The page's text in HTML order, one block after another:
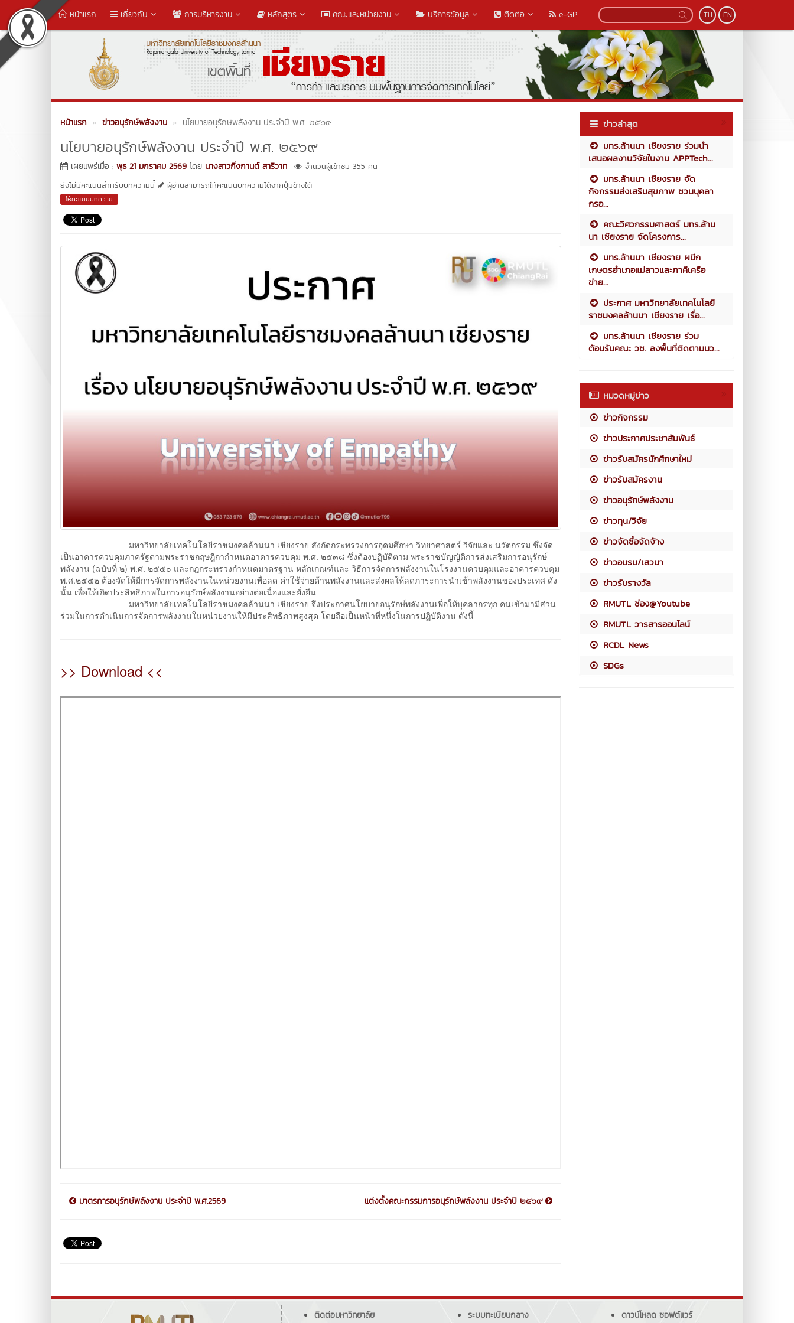
หน้าแรก เกี่ยวกับ การบริหารงาน หลักสูตร คณะและหน่วยงาน บริการข้อมูล ติดต่อ e-GP TH EN
หน้าแรก ข่าวอนุรักษ์พลังงาน นโยบายอนุรักษ์พลังงาน ประจําปี พ.ศ. ๒๕๖๙
นโยบายอนุรักษ์พลังงาน ประจําปี พ.ศ. ๒๕๖๙
เผยแพร่เมื่อ : พุธ 21 มกราคม 2569 โดย นางสาวกิ่งกานต์ สาริวาท
จำนวนผู้เข้าชม 355 คน
ยังไม่มีคะแนนสำหรับบทความนี้
ผู้อ่านสามารถให้คะแนนบทความได้จากปุ่มข้างใต้
ให้คะแนนบทความ
มหาวิทยาลัยเทคโนโลยีราชมงคลล้านนา เชียงราย สังกัดกระทรวงการอุดมศึกษา วิทยาศาสตร์ วิจัยและ นวัตกรรม ซึ่งจัด
เป็นอาคารควบคุมภาครัฐตามพระราชกฤษฎีกากําหนดอาคารควบคุม พ.ศ. ๒๕๓๘ ซึ่งต้องปฏิบัติตาม พระราชบัญญัติการส่งเสริมการอนุรักษ์
พลังงาน (ฉบับที่ ๒) พ.ศ. ๒๕๕๐ และกฎกระทรวงกําหนดมาตรฐาน หลักเกณฑ์และ วิธีการจัดการพลังงานในโรงงานควบคุมและอาคารควบคุม
พ.ศ.๒๕๕๒ ต้องจัดให้มีการจัดการพลังงานในหน่วยงานเพื่อลด ค่าใช้จ่ายด้านพลังงานและส่งผลให้ลดภาระการนําเข้าพลังงานของประเทศ ดัง
นั้น เพื่อให้เกิดประสิทธิภาพในการอนุรักษ์พลังงานอย่างต่อเนื่องและยั่งยืน
มหาวิทยาลัยเทคโนโลยีราชมงคลล้านนา เชียงราย จึงประกาศนโยบายอนุรักษ์พลังงานเพื่อให้บุคลากรทุก คนเข้ามามีส่วน
ร่วมในการดําเนินการจัดการพลังงานในหน่วยงานให้มีประสิทธิภาพสูงสุด โดยถือเป็นหน้าที่หนึ่งในการปฏิบัติงาน ดังนี้
>> Download <<
มาตรการอนุรักษ์พลังงาน ประจำปี พ.ศ.2569 แต่งตั้งคณะกรรมการอนุรักษ์พลังงาน ประจําปี ๒๕๖๙
ข่าวล่าสุด
มทร.ล้านนา เชียงราย ร่วมนำ
เสนอผลงานวิจัยในงาน APPTech...
มทร.ล้านนา เชียงราย จัด
กิจกรรมส่งเสริมสุขภาพ ชวนบุคลา
กรอ...
คณะวิศวกรรมศาสตร์ มทร.ล้าน
นา เชียงราย จัดโครงการ...
มทร.ล้านนา เชียงราย ผนึก
เกษตรอำเภอแม่ลาวและภาคีเครือ
ข่าย...
ประกาศ มหาวิทยาลัยเทคโนโลยี
ราชมงคลล้านนา เชียงราย เรื่อ...
มทร.ล้านนา เชียงราย ร่วม
ต้อนรับคณะ วช. ลงพื้นที่ติดตามนว...
หมวดหมู่ข่าว
ข่าวกิจกรรม
ข่าวประกาศประชาสัมพันธ์
ข่าวรับสมัครนักศึกษาใหม่
ข่าวรับสมัครงาน
ข่าวอนุรักษ์พลังงาน
ข่าวทุน/วิจัย
ข่าวจัดซื้อจัดจ้าง
ข่าวอบรม/เสวนา
ข่าวรับรางวัล
RMUTL ช่อง@Youtube
RMUTL วารสารออนไลน์
RCDL News
SDGs
ติดต่อมหาวิทยาลัย
ระบบทะเบียนกลาง
ดาวน์โหลด ซอฟต์แวร์